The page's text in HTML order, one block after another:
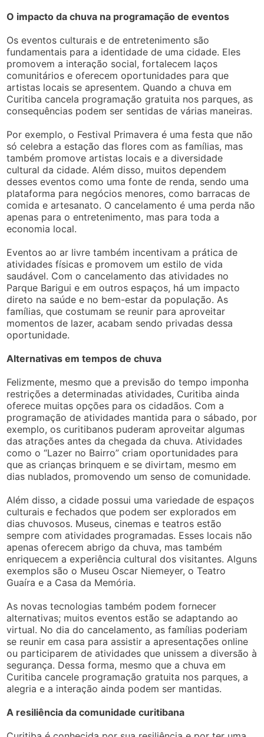
O impacto da chuva na programação de eventos
Os eventos culturais e de entretenimento são
fundamentais para a identidade de uma cidade. Eles
promovem a interação social, fortalecem laços
comunitários e oferecem oportunidades para que
artistas locais se apresentem. Quando a chuva em
Curitiba cancela programação gratuita nos parques, as
consequências podem ser sentidas de várias maneiras.
Por exemplo, o Festival Primavera é uma festa que não
só celebra a estação das flores com as famílias, mas
também promove artistas locais e a diversidade
cultural da cidade. Além disso, muitos dependem
desses eventos como uma fonte de renda, sendo uma
plataforma para negócios menores, como barracas de
comida e artesanato. O cancelamento é uma perda não
apenas para o entretenimento, mas para toda a
economia local.
Eventos ao ar livre também incentivam a prática de
atividades físicas e promovem um estilo de vida
saudável. Com o cancelamento das atividades no
Parque Barigui e em outros espaços, há um impacto
direto na saúde e no bem-estar da população. As
famílias, que costumam se reunir para aproveitar
momentos de lazer, acabam sendo privadas dessa
oportunidade.
Alternativas em tempos de chuva
Felizmente, mesmo que a previsão do tempo imponha
restrições a determinadas atividades, Curitiba ainda
oferece muitas opções para os cidadãos. Com a
programação de atividades mantida para o sábado, por
exemplo, os curitibanos puderam aproveitar algumas
das atrações antes da chegada da chuva. Atividades
como o “Lazer no Bairro” criam oportunidades para
que as crianças brinquem e se divirtam, mesmo em
dias nublados, promovendo um senso de comunidade.
Além disso, a cidade possui uma variedade de espaços
culturais e fechados que podem ser explorados em
dias chuvosos. Museus, cinemas e teatros estão
sempre com atividades programadas. Esses locais não
apenas oferecem abrigo da chuva, mas também
enriquecem a experiência cultural dos visitantes. Alguns
exemplos são o Museu Oscar Niemeyer, o Teatro
Guaíra e a Casa da Memória.
As novas tecnologias também podem fornecer
alternativas; muitos eventos estão se adaptando ao
virtual. No dia do cancelamento, as famílias poderiam
se reunir em casa para assistir a apresentações online
ou participarem de atividades que unissem a diversão à
segurança. Dessa forma, mesmo que a chuva em
Curitiba cancele programação gratuita nos parques, a
alegria e a interação ainda podem ser mantidas.
A resiliência da comunidade curitibana